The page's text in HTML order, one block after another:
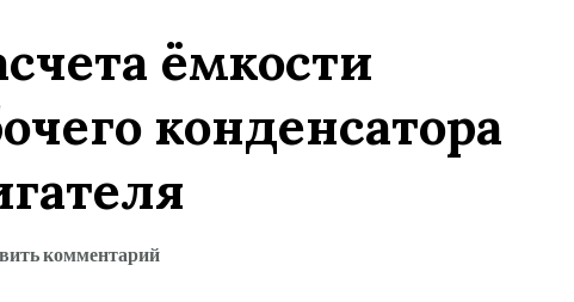
ёмкости
конденсатора
комментарийк